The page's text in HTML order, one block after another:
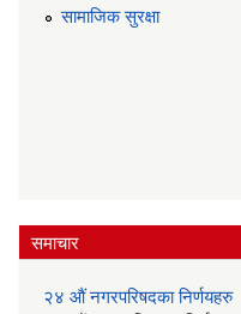
सामाजिक सुरक्षा
समाचार
२४ औं नगरपरिषदका निर्णयहरु